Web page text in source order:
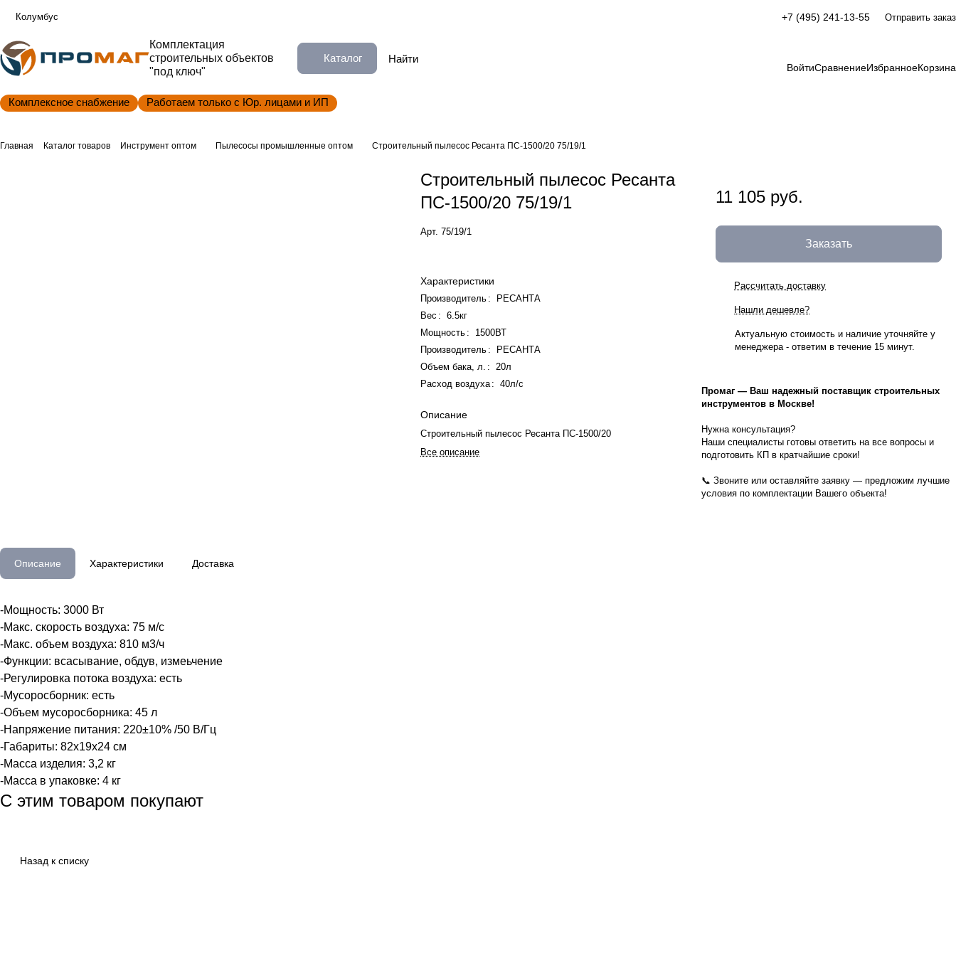
Колумбус +7 (495) 241-13-55 Отправить заказ
Комплектация
строительных объектов
"под ключ"
Каталог
ВойтиСравнениеИзбранноеКорзина
Комплексное снабжение Работаем только с Юр. лицами и ИП
Главная Каталог товаров Инструмент оптом Пылесосы промышленные оптом Строительный пылесос Ресанта ПС-1500/20 75/19/1
Строительный пылесос Ресанта
ПС-1500/20 75/19/1
Арт.75/19/1
Характеристики
Производитель :
РЕСАНТА
Вес :
6.5кг
Мощность :
1500ВТ
Производитель :
РЕСАНТА
Объем бака, л. :
20л
Расход воздуха: 40л/с
Описание
Строительный пылесос Ресанта ПС-1500/20
Все описание
11 105 руб.
Заказать
Рассчитать доставку
Нашли дешевле?
Актуальную стоимость и наличие уточняйте у
менеджера - ответим в течение 15 минут.
Промаг — Ваш надежный поставщик строительных
инструментов в Москве!
Нужна консультация?
Наши специалисты готовы ответить на все вопросы и
подготовить КП в кратчайшие сроки!
📞 Звоните или оставляйте заявку — предложим лучшие
условия по комплектации Вашего объекта!
Описание Характеристики Доставка
-Мощность: 3000 Вт
-Макс. скорость воздуха: 75 м/с
-Макс. объем воздуха: 810 м3/ч
-Функции: всасывание, обдув, измеьчение
-Регулировка потока воздуха: есть
-Мусоросборник: есть
-Объем мусоросборника: 45 л
-Напряжение питания: 220±10% /50 В/Гц
-Габариты: 82x19x24 см
-Масса изделия: 3,2 кг
-Масса в упаковке: 4 кг
С этим товаром покупают
Назад к списку